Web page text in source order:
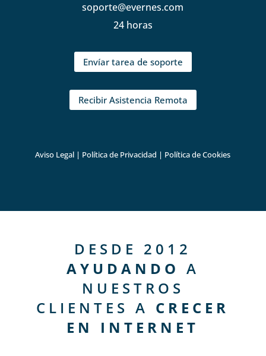
soporte@evernes.com
24 horas
Envíar tarea de soporte
Recibir Asistencia Remota
Aviso Legal | Política de Privacidad | Política de Cookies
DESDE 2012
AYUDANDO A
NUESTROS
CLIENTES A CRECER
EN INTERNET